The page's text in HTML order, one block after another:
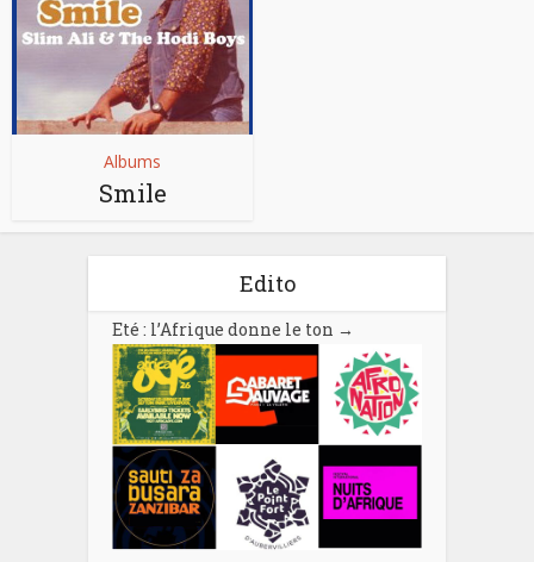
Albums
Smile
Edito
Eté : l’Afrique donne le ton →